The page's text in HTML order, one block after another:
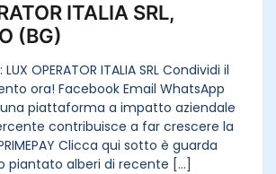
ITALIA SRL,
(BG)
LUX OPERATOR ITALIA SRL Condividi il
ora! Facebook Email WhatsApp
piattaforma a impatto aziendale
contribuisce a far crescere la
Clicca qui sotto è guarda
piantato alberi di recente [...]